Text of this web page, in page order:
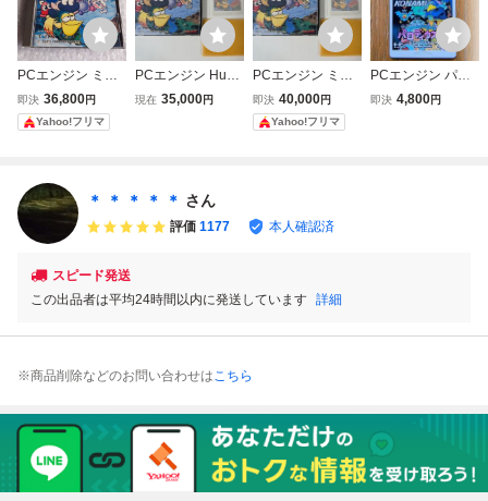
PCエンジン ミズ
バク大冒険 HuCA
RD PCE TAITO
即決 36,800円
Yahoo!フリマ
PCエンジン HuC
ARD ミズバク大
現在 35,000円
PCエンジン ミズ
バク大冒険 TAITO
CORPORATION 1
993年
即決 40,000円
Yahoo!フリマ
PCエンジン パロ
ディウスだ！
即決 4,800円
＊ ＊ ＊ ＊ ＊ さん
評価 1177 本人確認済
スピード発送
この出品者は平均24時間以内に発送しています 詳細
※商品削除などのお問い合わせはこちら